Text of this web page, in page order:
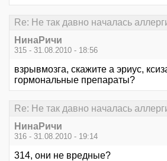
Re: Не так давно началась
НинаРичи
315 - 31.08.2010 - 18:56
взрывмозга, скажите а эриус,
гормональные препараты?
Re: Не так давно началась
НинаРичи
316 - 31.08.2010 - 19:14
314, они не вредные?